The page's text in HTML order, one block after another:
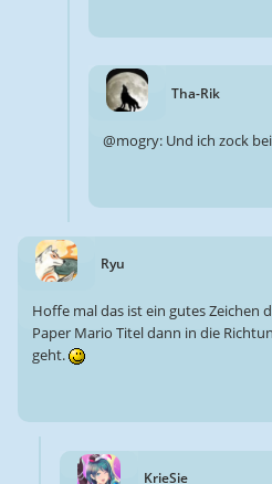
Tha-Rik
@mogry: Und ich zock
Ryu
Hoffe mal das ist ein gutes Zeichen
Paper Mario Titel dann in die
geht.
KrieSie